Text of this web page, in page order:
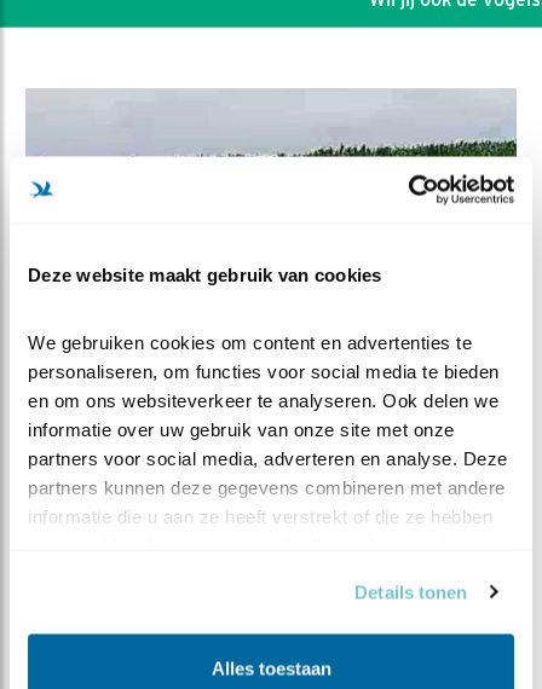
Deze website maakt gebruik van cookies
We gebruiken cookies om content en advertenties te
personaliseren, om functies voor social media te bieden
en om ons websiteverkeer te analyseren. Ook delen we
informatie over uw gebruik van onze site met onze
partners voor social media, adverteren en analyse. Deze
partners kunnen deze gegevens combineren met andere
informatie die u aan ze heeft verstrekt of die ze hebben
Details tonen
Alles toestaan
DEEL DIT FILMPJE
Nieuw: De Lepelaar!
hier nog niet hebben gezien en ook best wel bijzonder
zo op een drasplas: De Lepelaar.